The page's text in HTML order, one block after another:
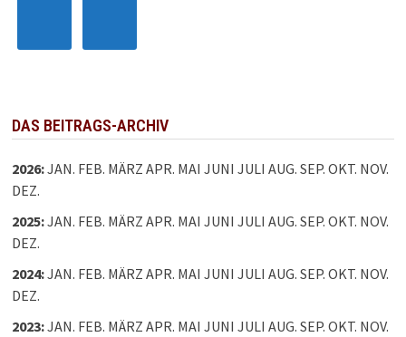
DAS BEITRAGS-ARCHIV
2026:JAN. FEB. MÄRZ APR. MAI JUNI JULI AUG. SEP. OKT. NOV.
DEZ.
2025:JAN. FEB. MÄRZ APR. MAI JUNI JULI AUG. SEP. OKT. NOV.
DEZ.
2024:JAN. FEB. MÄRZ APR. MAI JUNI JULI AUG. SEP. OKT. NOV.
DEZ.
2023:JAN. FEB. MÄRZ APR. MAI JUNI JULI AUG. SEP. OKT. NOV.